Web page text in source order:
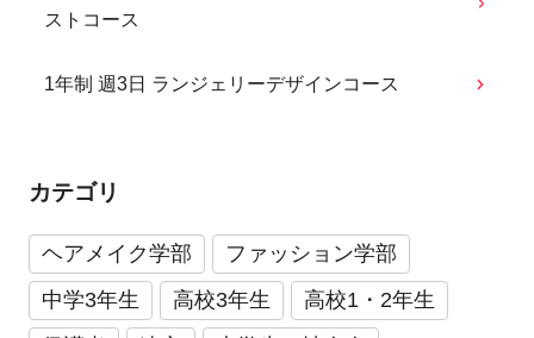
ストコース
1年制 週3日 ランジェリーデザインコース
カテゴリ
ヘアメイク学部
ファッション学部
中学3年生
高校3年生
高校1・2年生